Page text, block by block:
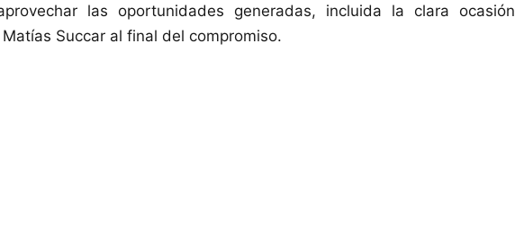
las oportunidades generadas, incluida la clara ocasión
Succar al final del compromiso.